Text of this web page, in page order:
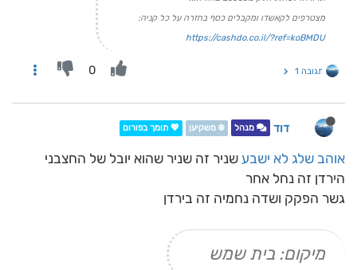
מצטרפים לקאשדו ומקבלים כסף בחזרה על כל קניה:
https://cashdo.co.il/?ref=koBMDU
תגובה 1 0
דוד מנהל ❄️ משקיען 💖 תומך בפורום
אוהב שלג לא ישבע שניר זה שניר שהוא יובל של החצבני
הירדן זה נחל אחר
גשר הפקק ושדה נחמיה זה בירדן
מיקום: בית שמש